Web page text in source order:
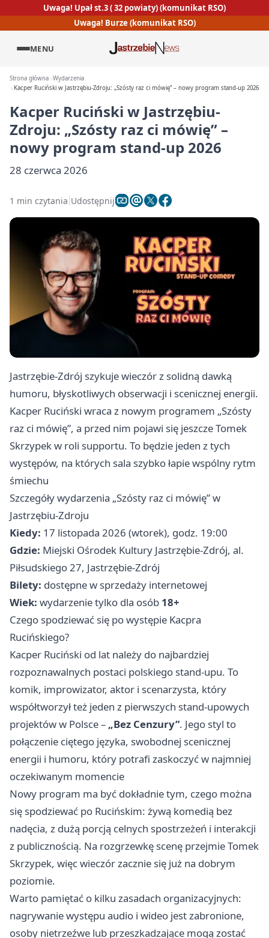
Uwaga! Upał st.3 ( 32 powiaty) (komunikat RSO)
Uwaga! Burze (komunikat RSO)
MENU
Strona główna Wydarzenia
Kacper Ruciński w Jastrzębiu-Zdroju: „Szósty raz ci mówię” – nowy program stand-up 2026
Kacper Ruciński w Jastrzębiu-
Zdroju: „Szósty raz ci mówię” –
nowy program stand-up 2026
28 czerwca 2026
1 min czytania Udostępnij
Jastrzębie-Zdrój szykuje wieczór z solidną dawką
humoru, błyskotliwych obserwacji i scenicznej energii.
Kacper Ruciński wraca z nowym programem „Szósty
raz ci mówię”, a przed nim pojawi się jeszcze Tomek
Skrzypek w roli supportu. To będzie jeden z tych
występów, na których sala szybko łapie wspólny rytm
śmiechu
Szczegóły wydarzenia „Szósty raz ci mówię” w
Jastrzębiu-Zdroju
Kiedy: 17 listopada 2026 (wtorek), godz. 19:00
Gdzie: Miejski Ośrodek Kultury Jastrzębie-Zdrój, al.
Piłsudskiego 27, Jastrzębie-Zdrój
Bilety: dostępne w sprzedaży internetowej
Wiek: wydarzenie tylko dla osób 18+
Czego spodziewać się po występie Kacpra
Rucińskiego?
Kacper Ruciński od lat należy do najbardziej
rozpoznawalnych postaci polskiego stand-upu. To
komik, improwizator, aktor i scenarzysta, który
współtworzył też jeden z pierwszych stand-upowych
projektów w Polsce – „Bez Cenzury”. Jego styl to
połączenie ciętego języka, swobodnej scenicznej
energii i humoru, który potrafi zaskoczyć w najmniej
oczekiwanym momencie
Nowy program ma być dokładnie tym, czego można
się spodziewać po Rucińskim: żywą komedią bez
nadęcia, z dużą porcją celnych spostrzeżeń i interakcji
z publicznością. Na rozgrzewkę scenę przejmie Tomek
Skrzypek, więc wieczór zacznie się już na dobrym
poziomie.
Warto pamiętać o kilku zasadach organizacyjnych:
nagrywanie występu audio i wideo jest zabronione,
osoby nietrzeźwe lub przeszkadzające mogą zostać